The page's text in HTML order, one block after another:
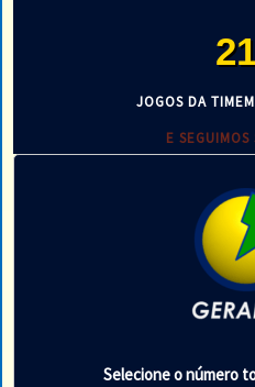
JOGOS DA
E
Selecione o número